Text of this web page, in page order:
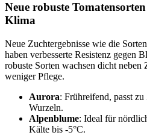
Neue robuste
Klima
Neue Zuchtergebnisse wie die Sorten
haben verbesserte Resistenz gegen
robuste Sorten wachsen dicht
weniger Pflege.
Aurora: Frühreifend, passt
Wurzeln.
Alpenblume: Ideal für
Kälte bis -5°C.